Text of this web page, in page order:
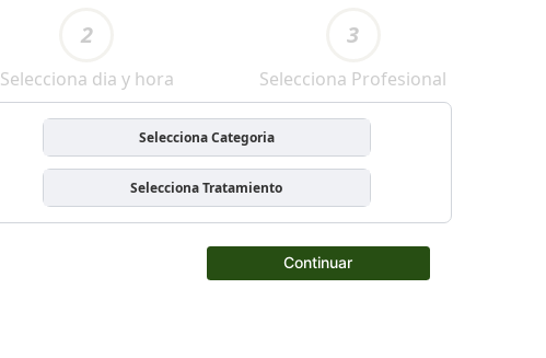
2
Selecciona dia y hora
3
Selecciona Profesional
Selecciona Categoria
Selecciona Tratamiento
Continuar